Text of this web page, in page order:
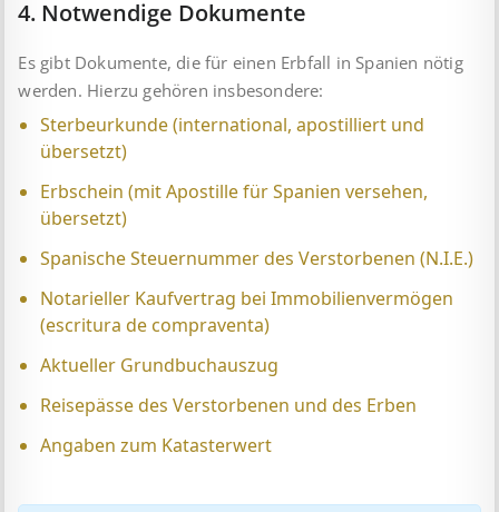
4. Notwendige Dokumente
Es gibt Dokumente, die für einen Erbfall in Spanien nötig
werden. Hierzu gehören insbesondere:
Sterbeurkunde (international, apostilliert und
übersetzt)
Erbschein (mit Apostille für Spanien versehen,
übersetzt)
Spanische Steuernummer des Verstorbenen (N.I.E.)
Notarieller Kaufvertrag bei Immobilienvermögen
(escritura de compraventa)
Aktueller Grundbuchauszug
Reisepässe des Verstorbenen und des Erben
Angaben zum Katasterwert